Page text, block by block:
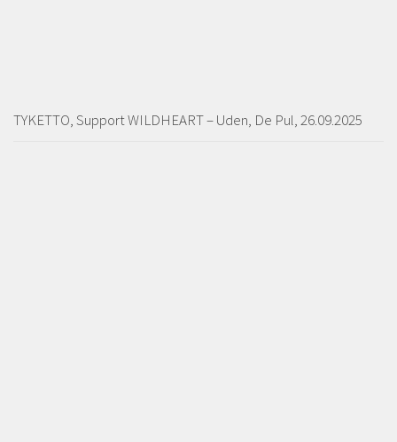
TYKETTO, Support WILDHEART – Uden, De Pul, 26.09.2025